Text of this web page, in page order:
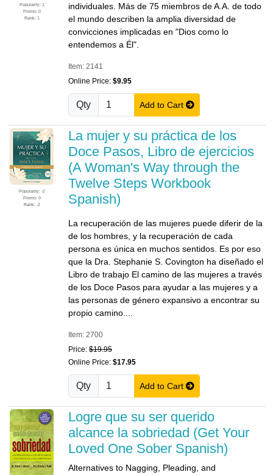
Popularity: 1
Promo: 0
Rank: 1
individuales. Más de 75 miembros de A.A. de todo
el mundo describen la amplia diversidad de
convicciones implicadas en "Dios como lo
entendemos a Él".
Item: 2141
Online Price: $9.95
Qty Add to Cart
Popularity: -2
Promo: 0
Rank: -2
La mujer y su práctica de los
Doce Pasos, Libro de ejercicios
(A Woman's Way through the
Twelve Steps Workbook
Spanish)
La recuperación de las mujeres puede diferir de la
de los hombres, y la recuperación de cada
persona es única en muchos sentidos. Es por eso
que la Dra. Stephanie S. Covington ha diseñado el
Libro de trabajo El camino de las mujeres a través
de los Doce Pasos para ayudar a las mujeres y a
las personas de género expansivo a encontrar su
propio camino....
Item: 2700
Price: $19.95
Online Price: $17.95
Qty Add to Cart
Logre que su ser querido
alcance la sobriedad (Get Your
Loved One Sober Spanish)
Alternatives to Nagging, Pleading, and